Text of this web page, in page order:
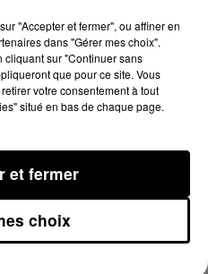
18/03/2025 À 10H00
"Accepter et fermer", ou affiner en
dans "Gérer mes choix".
cliquant sur "Continuer sans
que pour ce site. Vous
votre consentement à tout
situé en bas de chaque page.
choix
et fermer